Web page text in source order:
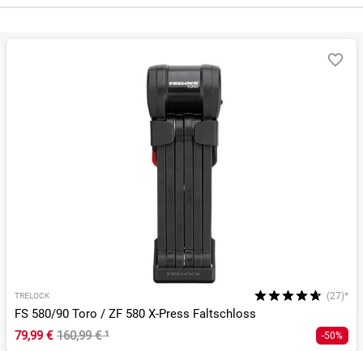
TRELOCK (27)*
FS 580/90 Toro / ZF 580 X-Press Faltschloss
79,99 € 160,99 €¹ -50%